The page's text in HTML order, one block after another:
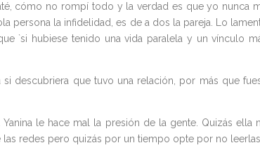
cómo no rompí todo y la verdad es que yo nunca
persona la infidelidad, es de a dos la pareja. Lo
`si hubiese tenido una vida paralela y un vínculo
descubriera que tuvo una relación, por más que
le hace mal la presión de la gente. Quizás ella
redes pero quizás por un tiempo opte por no